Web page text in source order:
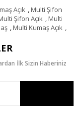
Açık ,Multi Şifon
Şifon Açık ,Multi
,Multi Kumaş Açık ,
İlk Sizin Haberiniz